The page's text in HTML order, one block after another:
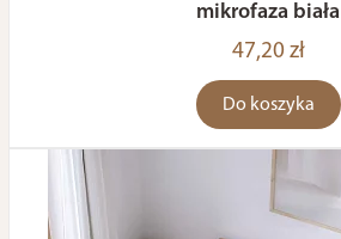
mikrofaza biała
47,20 zł
Do koszyka